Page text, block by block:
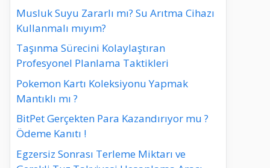
Musluk Suyu Zararlı mı? Su Arıtma Cihazı
Kullanmalı mıyım?
Taşınma Sürecini Kolaylaştıran
Profesyonel Planlama Taktikleri
Pokemon Kartı Koleksiyonu Yapmak
Mantıklı mı ?
BitPet Gerçekten Para Kazandırıyor mu ?
Ödeme Kanıtı !
Egzersiz Sonrası Terleme Miktarı ve